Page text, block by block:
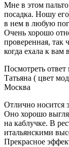
Мне в этом
посадка. Ношу
в нем в любую
Очень хорошо
проверенная, так
когда ехала к
Посмотреть ответ
Татьяна ( цвет
Москва
Отлично носится
Оно хорошо
на каблучке. В
итальянскими
Прекрасное